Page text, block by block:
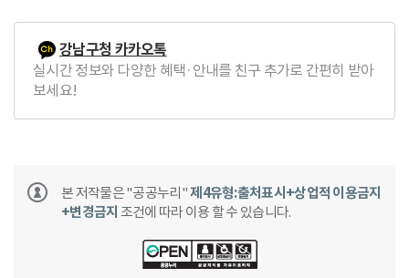
강남구청 카카오톡
실시간 정보와 다양한 혜택·안내를 친구 추가로 간편히 받아
보세요!
본 저작물은 "공공누리"제4유형:출처표시+상업적 이용금지
+변경금지 조건에 따라 이용 할 수 있습니다.